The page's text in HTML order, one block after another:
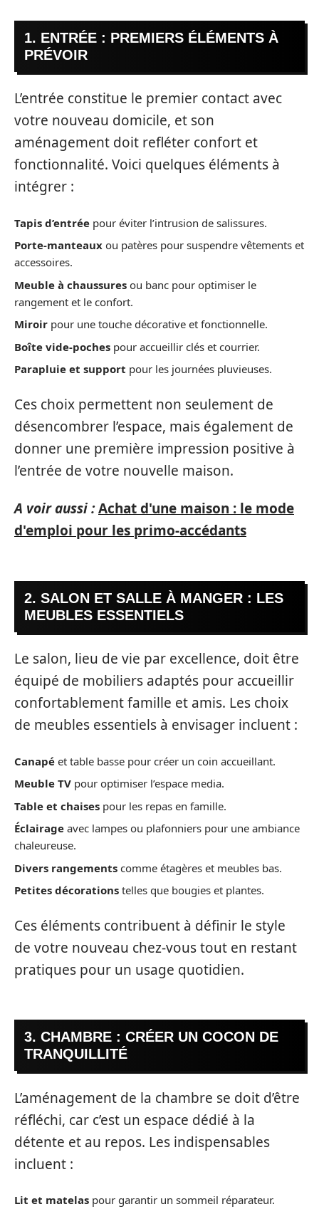
1. ENTRÉE : PREMIERS ÉLÉMENTS À
PRÉVOIR
L’entrée constitue le premier contact avec
votre nouveau domicile, et son
aménagement doit refléter confort et
fonctionnalité. Voici quelques éléments à
intégrer :
Tapis d’entrée pour éviter l’intrusion de salissures.
Porte-manteaux ou patères pour suspendre vêtements et
accessoires.
Meuble à chaussures ou banc pour optimiser le
rangement et le confort.
Miroir pour une touche décorative et fonctionnelle.
Boîte vide-poches pour accueillir clés et courrier.
Parapluie et support pour les journées pluvieuses.
Ces choix permettent non seulement de
désencombrer l’espace, mais également de
donner une première impression positive à
l’entrée de votre nouvelle maison.
A voir aussi :Achat d'une maison : le mode
d'emploi pour les primo-accédants
2. SALON ET SALLE À MANGER : LES
MEUBLES ESSENTIELS
Le salon, lieu de vie par excellence, doit être
équipé de mobiliers adaptés pour accueillir
confortablement famille et amis. Les choix
de meubles essentiels à envisager incluent :
Canapé et table basse pour créer un coin accueillant.
Meuble TV pour optimiser l’espace media.
Table et chaises pour les repas en famille.
Éclairage avec lampes ou plafonniers pour une ambiance
chaleureuse.
Divers rangements comme étagères et meubles bas.
Petites décorations telles que bougies et plantes.
Ces éléments contribuent à définir le style
de votre nouveau chez-vous tout en restant
pratiques pour un usage quotidien.
3. CHAMBRE : CRÉER UN COCON DE
TRANQUILLITÉ
L’aménagement de la chambre se doit d’être
réfléchi, car c’est un espace dédié à la
détente et au repos. Les indispensables
incluent :
Lit et matelas pour garantir un sommeil réparateur.